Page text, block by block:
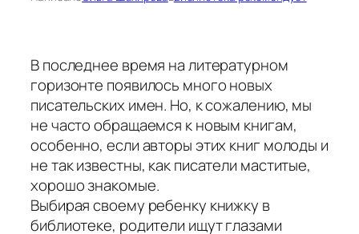
В последнее время на литературном
горизонте появилось много новых
писательских имен. Но, к сожалению, мы
не часто обращаемся к новым книгам,
особенно, если авторы этих книг молоды и
не так известны, как писатели маститые,
хорошо знакомые.
Выбирая своему ребенку книжку в
библиотеке, родители ищут глазами